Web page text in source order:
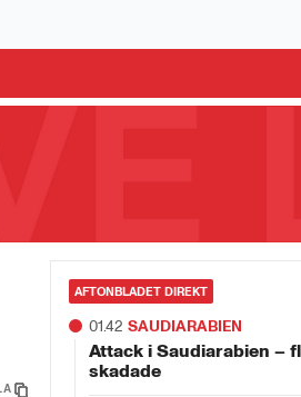
webbplats.
AFTONBLADET DIREKT
01.42SAUDIARABIEN
Attack i Saudiarabien –
skadade